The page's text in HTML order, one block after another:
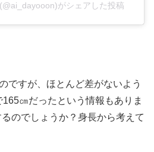
がシェアした投稿
ですが、ほとんど差がないよう
㎝だったという情報もありま
のでしょうか？身長から考えて